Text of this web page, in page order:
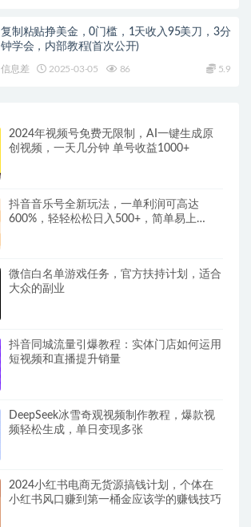
复制粘贴挣美金，0门槛，1天收入95美刀，3分
钟学会，内部教程(首次公开)
信息差 2025-03-05 86 5.9
2024年视频号免费无限制，AI一键生成原
创视频，一天几分钟 单号收益1000+
抖音音乐号全新玩法，一单利润可高达
600%，轻轻松松日入500+，简单易上…
微信白名单游戏任务，官方扶持计划，适合
大众的副业
抖音同城流量引爆教程：实体门店如何运用
短视频和直播提升销量
DeepSeek冰雪奇观视频制作教程，爆款视
频轻松生成，单日变现多张
2024小红书电商无货源搞钱计划，个体在
小红书风口赚到第一桶金应该学的赚钱技巧